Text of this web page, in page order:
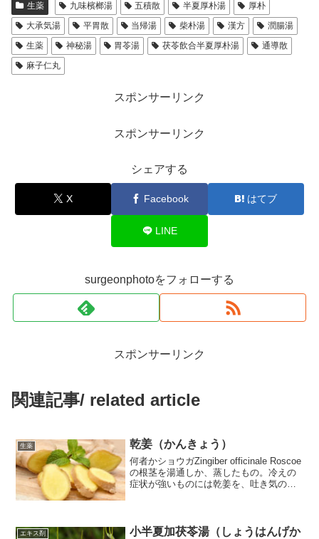
生薬 九味檳榔湯 五積散 半夏厚朴湯
厚朴
大承気湯
平胃散 当帰湯 柴朴湯 漢方
潤腸湯
生薬
神秘湯 胃苓湯 茯苓飲合半夏厚朴湯
通導散
麻子仁丸
スポンサーリンク
スポンサーリンク
シェアする
X Facebook はてブ
LINE
surgeonphotoをフォローする
スポンサーリンク
関連記事/ related article
生薬 乾姜（かんきょう）
何者かショウガZingiber officinale Roscoe
の根茎を湯通しか、蒸したもの。冷えの
症状が強いものには乾姜を、吐き気の強
エキス剤
小半夏加茯苓湯（しょうはんげか